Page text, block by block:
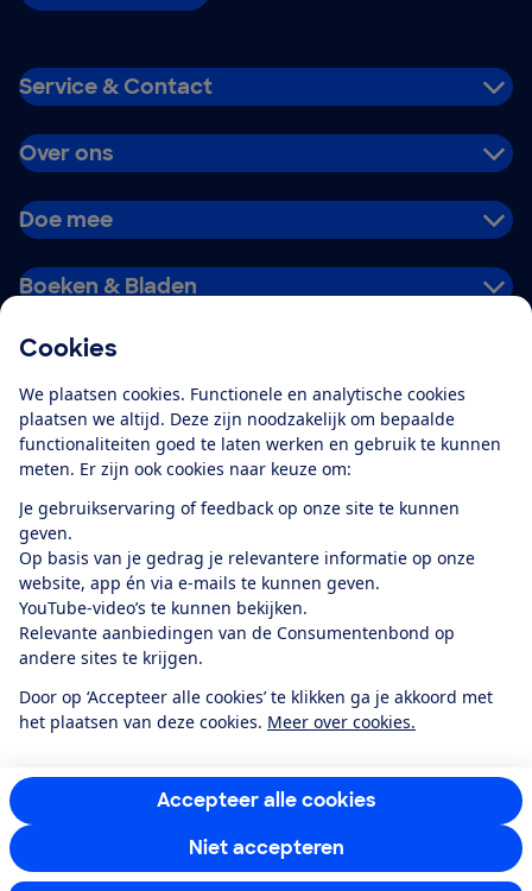
Cookies
We plaatsen cookies. Functionele en analytische cookies
plaatsen we altijd. Deze zijn noodzakelijk om bepaalde
functionaliteiten goed te laten werken en gebruik te kunnen
meten. Er zijn ook cookies naar keuze om:
Je gebruikservaring of feedback op onze site te kunnen
geven.
Op basis van je gedrag je relevantere informatie op onze
website, app én via e-mails te kunnen geven.
YouTube-video’s te kunnen bekijken.
Relevante aanbiedingen van de Consumentenbond op
andere sites te krijgen.
Door op ‘Accepteer alle cookies’ te klikken ga je akkoord met
het plaatsen van deze cookies. Meer over cookies.
Accepteer alle cookies
Niet accepteren
Service & Contact
Over ons
Doe mee
Boeken & Bladen
Alles over de
app
Algemene Voorwaarden
Privacyverklaring
Cookiebeleid
Privacyvoorkeuren
Toegankelijkheid
RSS-feed nieuws
Facebook
TwitterInstagram
YoutubeLinkedIn
12.901consumentenbeoordelen de Consumentenbondmet gemiddeld